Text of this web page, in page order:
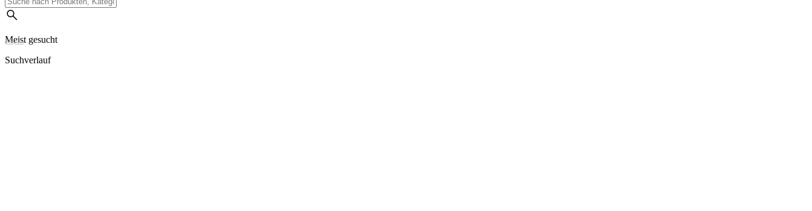
Meist gesucht
Suchverlauf